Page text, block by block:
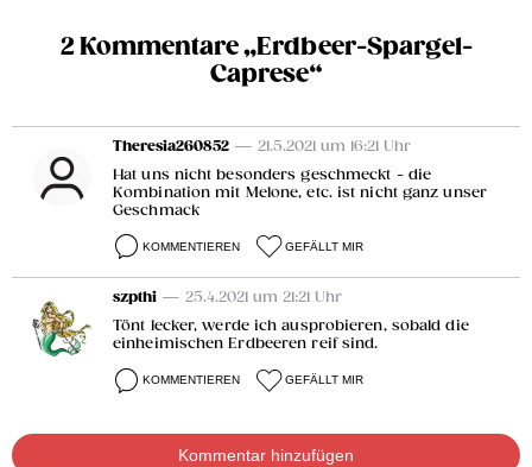
2 Kommentare „Erdbeer-Spargel-
Caprese“
Theresia260852 — 21.5.2021 um 16:21 Uhr
Hat uns nicht besonders geschmeckt - die
Kombination mit Melone, etc. ist nicht ganz unser
Geschmack
KOMMENTIEREN GEFÄLLT MIR
szpthi — 25.4.2021 um 21:21 Uhr
Tönt lecker, werde ich ausprobieren, sobald die
einheimischen Erdbeeren reif sind.
KOMMENTIEREN GEFÄLLT MIR
Kommentar hinzufügen